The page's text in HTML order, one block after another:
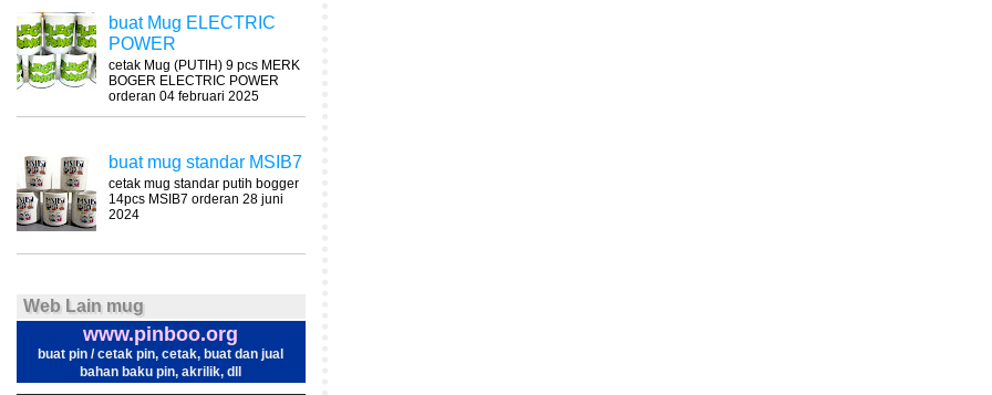
buat Mug ELECTRIC
POWER
cetak Mug (PUTIH) 9 pcs MERK
BOGER ELECTRIC POWER
orderan 04 februari 2025
buat mug standar MSIB7
cetak mug standar putih bogger
14pcs MSIB7 orderan 28 juni
2024
Web Lain mug
www.pinboo.org
buat pin / cetak pin, cetak, buat dan jual
bahan baku pin, akrilik, dll